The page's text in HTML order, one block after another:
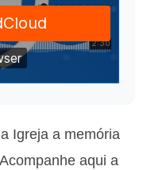
Igreja a memória
aqui a